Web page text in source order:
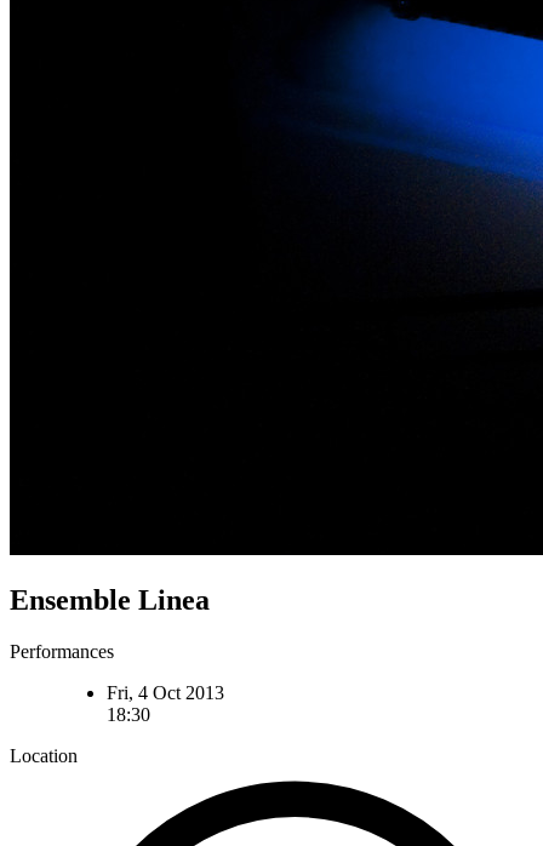
Ensemble Linea
Performances
Fri, 4 Oct 2013
18:30
Location